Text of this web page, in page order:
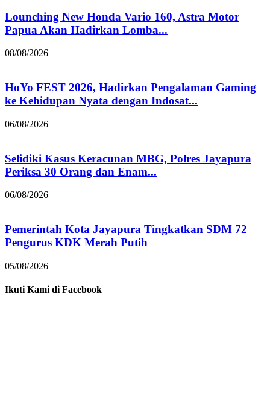
Lounching New Honda Vario 160, Astra Motor
Papua Akan Hadirkan Lomba...
08/08/2026
HoYo FEST 2026, Hadirkan Pengalaman Gaming
ke Kehidupan Nyata dengan Indosat...
06/08/2026
Selidiki Kasus Keracunan MBG, Polres Jayapura
Periksa 30 Orang dan Enam...
06/08/2026
Pemerintah Kota Jayapura Tingkatkan SDM 72
Pengurus KDK Merah Putih
05/08/2026
Ikuti Kami di Facebook